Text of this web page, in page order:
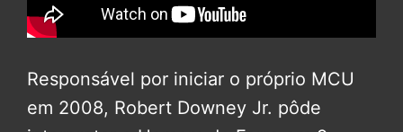
Responsável por iniciar o próprio MCU
em 2008, Robert Downey Jr. pôde